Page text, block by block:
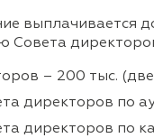
выплачивается
– 200 тыс.
директоров по
директоров по